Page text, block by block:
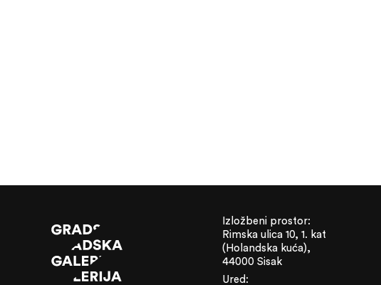
Izložbeni prostor:
Rimska ulica 10, 1. kat
(Holandska kuća),
44000 Sisak
Ured: